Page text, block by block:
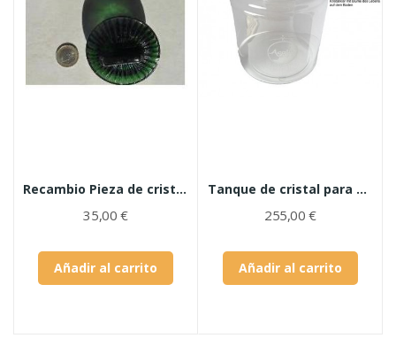
Recambio Pieza de cristal infrarrojos de EVA
35,00 €
Añadir al carrito
Tanque de cristal para filtro de agua...
255,00 €
Añadir al carrito